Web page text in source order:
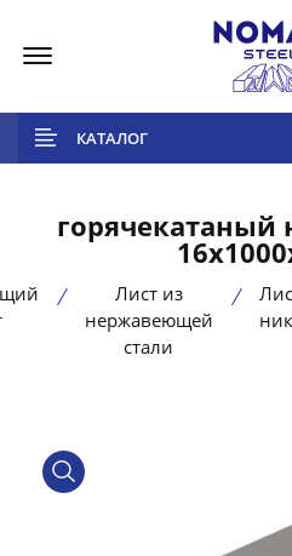
КАТАЛОГ
горячекатаный
Лист из
нержавеющей
стали
product view